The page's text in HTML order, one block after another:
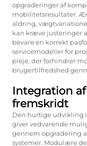
opgraderinger af
mobilitetsresultater.
aldring,
kan kræve justeringer
bevare en korrekt
servicemodeller for
pleje, der forhindrer
brugertilfredshed
Integration
fremskridt
Den hurtige udvikling
giver vedvarende
gennem opgradering
systemer. Modulære